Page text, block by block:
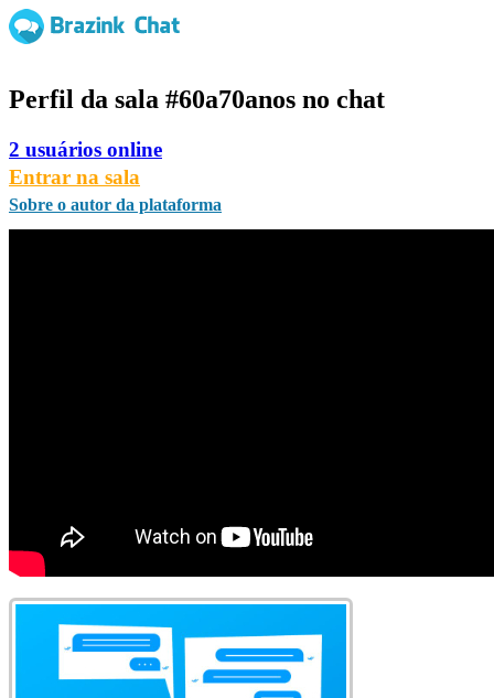
Perfil da sala #60a70anos no chat
2 usuários online
Entrar na sala
Sobre o autor da plataforma